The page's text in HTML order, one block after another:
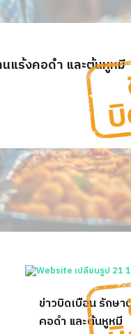
แร้งคอดำ และต้นหูหมี
ข่าวบิดเบือน รักษ
คอดำ และต้นหูหมี